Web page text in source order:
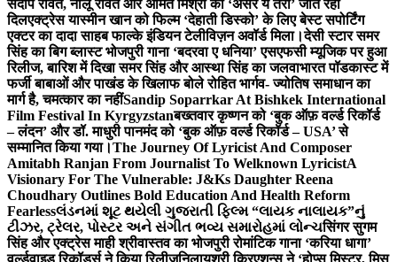
संदीप रावत, नीलू रावत और अमित मिश्रा का ‘असर ये तेरा’ जीत रहा
दिलएक्ट्रेस यास्मीन खान को फिल्म ‘देहाती डिस्को’ के लिए बेस्ट सपोर्टिंग
एक्टर का दादा साहब फाल्के इंडियन टेलीविज़न अवॉर्ड मिला।देसी स्टार समर
सिंह का बिग ब्लास्ट भोजपुरी गाना ‘बदरवा ए धनिया’ एसएफसी म्यूजिक पर हुआ
रिलीज, बारिश में दिखा समर सिंह और आस्था सिंह का जलवाभारत पॉडकास्ट में
फर्जी बाबाओं और पाखंड के खिलाफ बोले रोहित भार्गव- ज्योतिष समाधान का
मार्ग है, चमत्कार का नहींSandip Soparrkar At Bishkek International
Film Festival In Kyrgyzstanबख्तवार कृष्णन को ‘बुक ऑफ़ वर्ल्ड रिकॉर्ड
– लंदन’ और डॉ. माधुरी पानमंद को ‘बुक ऑफ़ वर्ल्ड रिकॉर्ड – USA’ से
सम्मानित किया गया।The Journey Of Lyricist And Composer
Amitabh Ranjan From Journalist To Welknown LyricistA
Visionary For The Vulnerable: J&Ks Daughter Reena
Choudhary Outlines Bold Education And Health Reform
Fearlessલંડનમાં શૂટ થયેલી ગુજરાતી ફિલ્મ “લાયક નાલાયક”નું
ટીઝર, ટ્રેલર, પોસ્ટર અને સંગીત ભવ્ય સમારોહમાં લોન્ચसिंगर सुगम
सिंह और एक्ट्रेस माही श्रीवास्तव का भोजपुरी रोमांटिक गाना ‘करिया धागा’
वर्ल्डवाइड रिकॉर्ड्स ने किया रिलीजनिलायश्री क्रिएशन्स ने ‘होप्स मिस्टर, मिस